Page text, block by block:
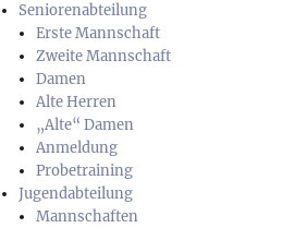
Seniorenabteilung
Erste Mannschaft
Zweite Mannschaft
Damen
Alte Herren
„Alte“ Damen
Anmeldung
Probetraining
Jugendabteilung
Mannschaften